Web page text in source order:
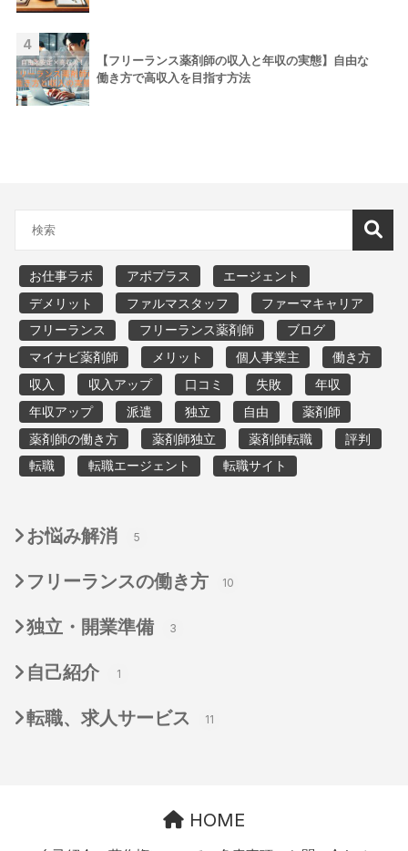
4
【フリーランス薬剤師の収入と年収の実態】自由な
働き方で高収入を目指す方法
お仕事ラボ アポプラス
エージェント
デメリット
ファルマスタッフ
ファーマキャリア
フリーランス
フリーランス薬剤師
ブログ
マイナビ薬剤師
メリット 個人事業主
働き方
収入
収入アップ 口コミ 失敗
年収
年収アップ
派遣 独立 自由
薬剤師
薬剤師の働き方
薬剤師独立 薬剤師転職
評判
転職
転職エージェント 転職サイト
お悩み解消 5
フリーランスの働き方 10
独立・開業準備 3
自己紹介 1
転職、求人サービス 11
HOME